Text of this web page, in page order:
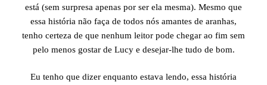
está (sem surpresa apenas por ser ela mesma). Mesmo que
essa história não faça de todos nós amantes de aranhas,
tenho certeza de que nenhum leitor pode chegar ao fim sem
pelo menos gostar de Lucy e desejar-lhe tudo de bom.
Eu tenho que dizer enquanto estava lendo, essa história